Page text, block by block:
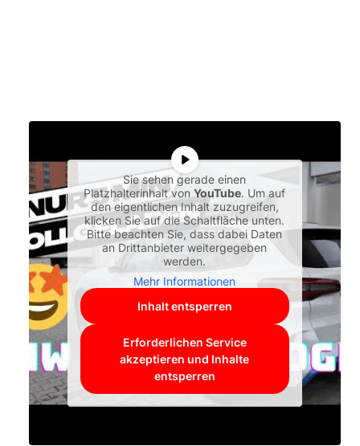
Sie sehen gerade einen
Platzhalterinhalt vonYouTube. Um auf
den eigentlichen Inhalt zuzugreifen,
klicken Sie auf die Schaltfläche unten.
Bitte beachten Sie, dass dabei Daten
an Drittanbieter weitergegeben
werden.
Mehr Informationen
Inhalt entsperren
Erforderlichen Service
akzeptieren und Inhalte
entsperren